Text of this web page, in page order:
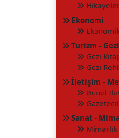
Ekonomi
Turizm - Gezi
Gezi
Gezi
İletişim -
Genel
Sanat -
Mimarlık